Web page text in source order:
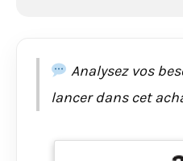
Analysez vos
lancer dans cet